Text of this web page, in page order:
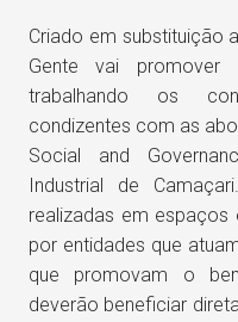
Criado em substituição
Gente vai promover
trabalhando os
condizentes com as
Social and
Industrial de
realizadas em espaços
por entidades que
que promovam o
deverão beneficiar